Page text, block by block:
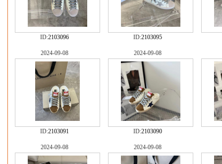
ID:2103096 ID:2103095
2024-09-08
ID:2103091
2024-09-08
ID:2103090
2024-09-08 2024-09-08